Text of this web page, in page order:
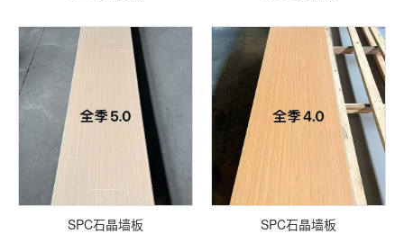
SPC石晶墙板 SPC石晶墙板